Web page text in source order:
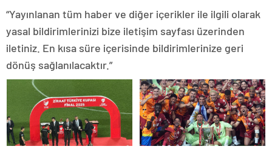
“Yayınlanan tüm haber ve diğer içerikler ile ilgili olarak
yasal bildirimlerinizi bize iletişim sayfası üzerinden
iletiniz. En kısa süre içerisinde bildirimlerinize geri
dönüş sağlanılacaktır.”